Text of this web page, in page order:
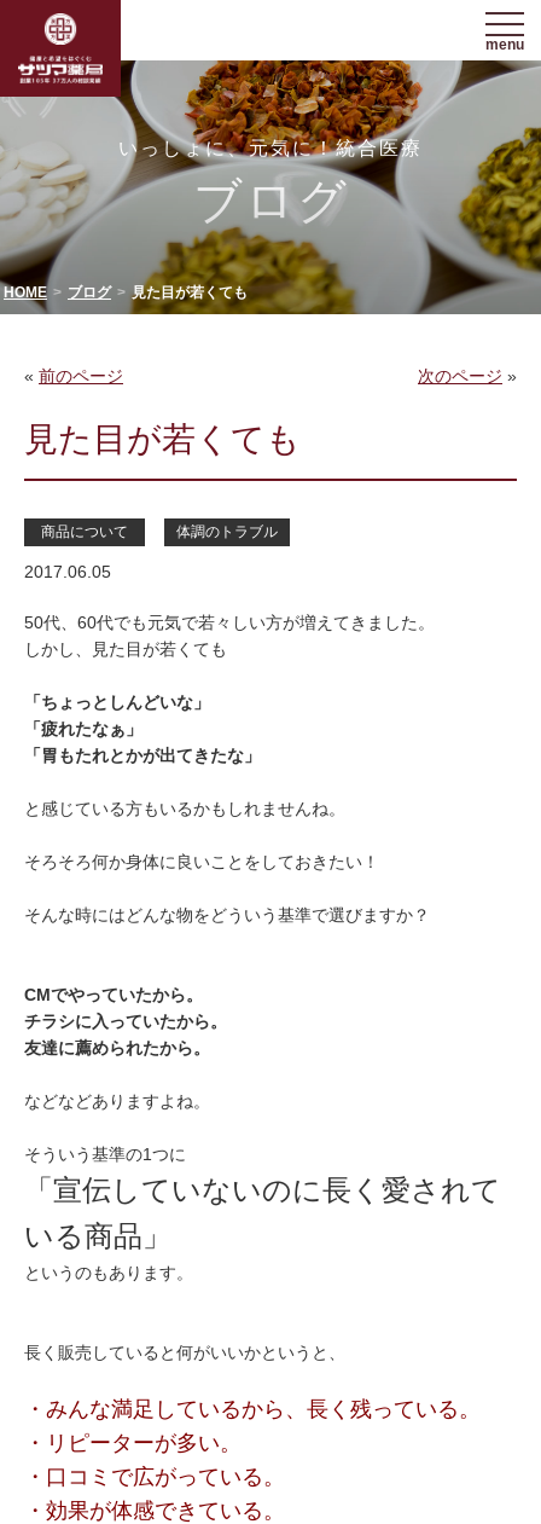
menu
いっしょに、元気に！統合医療
ブログ
HOME ブログ 見た目が若くても
« 前のページ 次のページ »
見た目が若くても
商品について 体調のトラブル
2017.06.05
50代、60代でも元気で若々しい方が増えてきました。
しかし、見た目が若くても
「ちょっとしんどいな」
「疲れたなぁ」
「胃もたれとかが出てきたな」
と感じている方もいるかもしれませんね。
そろそろ何か身体に良いことをしておきたい！
そんな時にはどんな物をどういう基準で選びますか？
CMでやっていたから。
チラシに入っていたから。
友達に薦められたから。
などなどありますよね。
そういう基準の1つに
「宣伝していないのに長く愛されて
いる商品」
というのもあります。
長く販売していると何がいいかというと、
・みんな満足しているから、長く残っている。
・リピーターが多い。
・口コミで広がっている。
・効果が体感できている。